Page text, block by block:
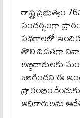
రాష్ట్ర ప్ర‌భుత్వం
సంద‌ర్భంగా
ప‌ధ‌కాల‌లో
తొలి విడ‌త‌గా
ల‌బ్దిదారుల‌కు
జ‌రిగింద‌ని ఈ
అధికారుల‌ను